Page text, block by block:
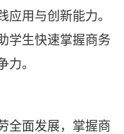
应用与创新能力。
学生快速掌握商务
力。
面发展，掌握商